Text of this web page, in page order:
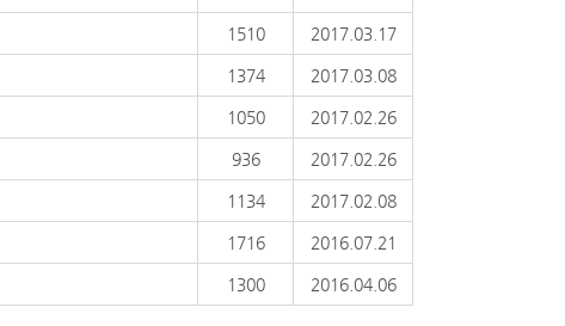
1510 2017.03.17
1374 2017.03.08
1050 2017.02.26
936 2017.02.26
1134 2017.02.08
1716 2016.07.21
1300 2016.04.06